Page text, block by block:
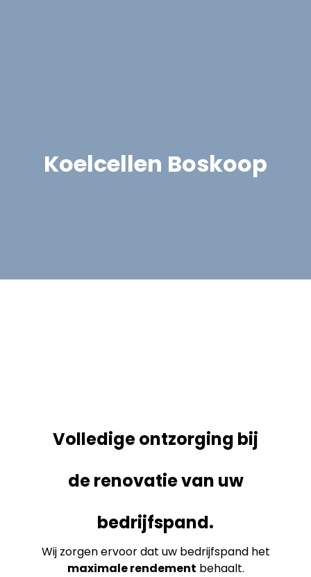
Koelcellen Boskoop
Volledige ontzorging bij
de renovatie van uw
bedrijfspand.
Wij zorgen ervoor dat uw bedrijfspand het
maximale rendement behaalt.